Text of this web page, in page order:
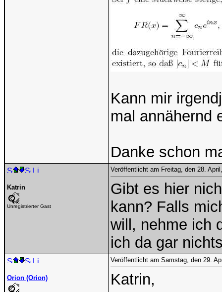
Kann mir
mal annähernd
Danke schon
Katrin
Unregistrierter Gast
Veröffentlicht am Freitag, den 28.
Gibt es hier
kann? Falls
will, nehme ich
ich da gar
Orion (Orion)
Veröffentlicht am Samstag, den 29.
Katrin,